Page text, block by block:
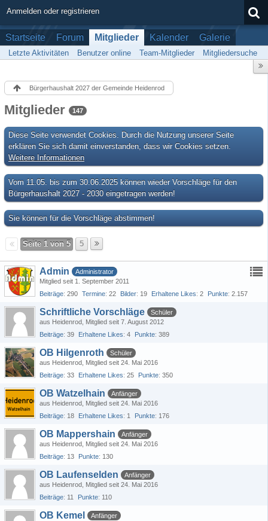
Anmelden oder registrieren
Startseite Forum Mitglieder Kalender Galerie
Letzte Aktivitäten Benutzer online Team-Mitglieder Mitgliedersuche
Bürgerhaushalt 2027 der Gemeinde Heidenrod
Mitglieder 147
Diese Seite verwendet Cookies. Durch die Nutzung unserer Seite
erklären Sie sich damit einverstanden, dass wir Cookies setzen.
Weitere Informationen
Vom 11.05. bis zum 30.06.2025 können wieder Vorschläge für den
Bürgerhaushalt 2027 - 2030 eingetragen werden!
Sie können für die Vorschläge abstimmen!
Seite 1 von 5 5
Admin
Administrator
Mitglied seit 1. September 2011
Beiträge 290 Termine 22 Bilder 19 Erhaltene Likes 2 Punkte 2.157
Schriftliche Vorschläge
Schüler
aus Heidenrod Mitglied seit 7. August 2012
Beiträge 39 Erhaltene Likes 4 Punkte 389
OB Hilgenroth
Schüler
aus Heidenrod Mitglied seit 24. Mai 2016
Beiträge 33 Erhaltene Likes 25 Punkte 350
OB Watzelhain
Anfänger
aus Heidenrod Mitglied seit 24. Mai 2016
Beiträge 18 Erhaltene Likes 1 Punkte 176
OB Mappershain
Anfänger
aus Heidenrod Mitglied seit 24. Mai 2016
Beiträge 13 Punkte 130
OB Laufenselden
Anfänger
aus Heidenrod Mitglied seit 24. Mai 2016
Beiträge 11 Punkte 110
OB Kemel
Anfänger